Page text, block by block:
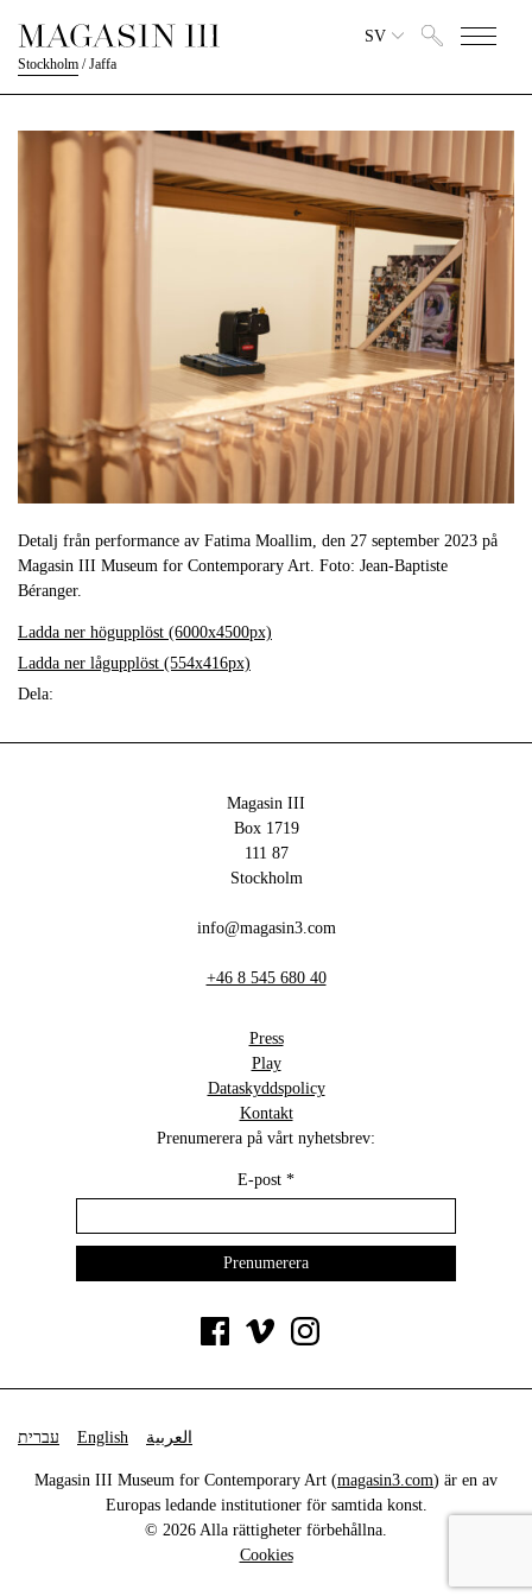
Stockholm /Jaffa
SV
Detalj från performance av Fatima Moallim, den 27 september 2023 på
Magasin III Museum for Contemporary Art. Foto: Jean-Baptiste
Béranger.
Ladda ner högupplöst (6000x4500px)
Ladda ner lågupplöst (554x416px)
Dela:
Magasin III
Box 1719
111 87
Stockholm
info@magasin3.com
+46 8 545 680 40
Press
Play
Dataskyddspolicy
Kontakt
Prenumerera på vårt nyhetsbrev:
E-post *
עברית English العربية
Magasin III Museum for Contemporary Art (magasin3.com) är en av
Europas ledande institutioner för samtida konst.
© 2026 Alla rättigheter förbehållna.
Cookies